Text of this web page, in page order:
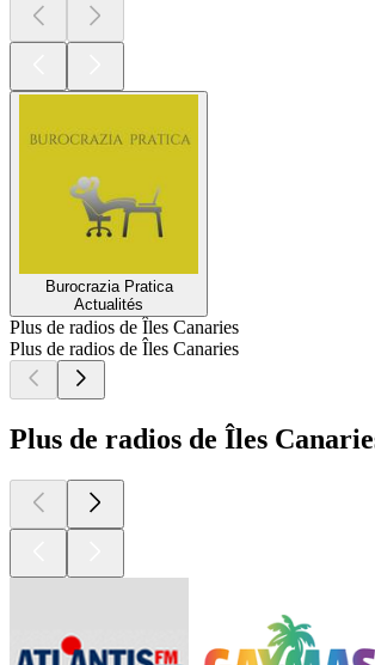
Burocrazia Pratica
Actualités
Plus de radios de Îles Canaries
Plus de radios de Îles Canaries
Plus de radios de Îles